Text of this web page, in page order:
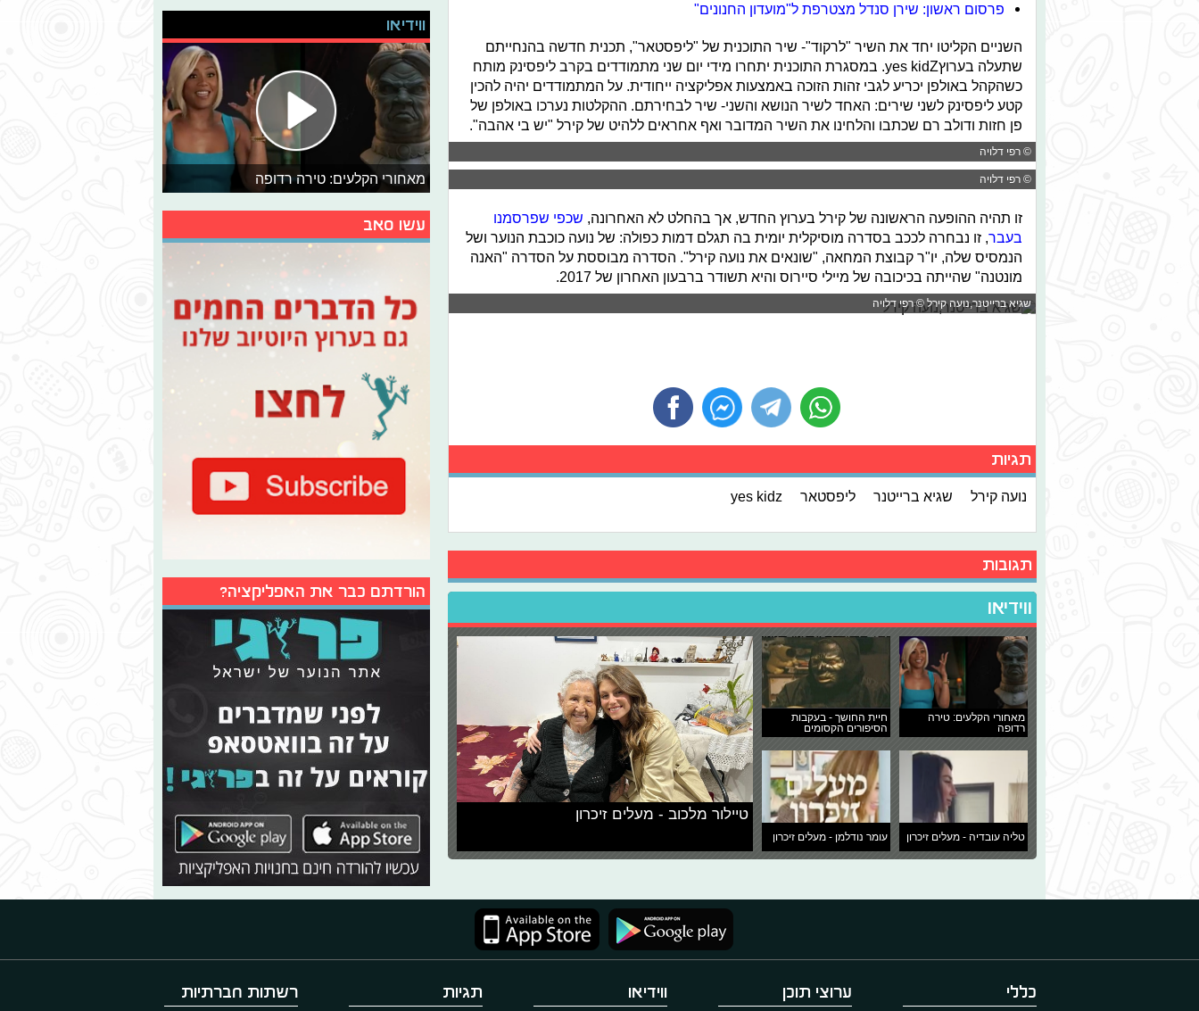
פרסום ראשון: שירן סנדל מצטרפת ל"מועדון החנונים"
השניים הקליטו יחד את השיר "לרקוד"- שיר התוכנית של "ליפסטאר", תכנית חדשה בהנחייתם
שתעלה בערוץyes kidZ. במסגרת התוכנית יתחרו מידי יום שני מתמודדים בקרב ליפסינק מותח
כשהקהל באולפן יכריע לגבי זהות הזוכה באמצעות אפליקציה ייחודית. על המתמודדים יהיה להכין
קטע ליפסינק לשני שירים: האחד לשיר הנושא והשני- שיר לבחירתם. ההקלטות נערכו באולפן של
פן חזות ודולב רם שכתבו והלחינו את השיר המדובר ואף אחראים ללהיט של קירל "יש בי אהבה".
© רפי דלויה
© רפי דלויה
זו תהיה ההופעה הראשונה של קירל בערוץ החדש, אך בהחלט לא האחרונה, שכפי שפרסמנו
בעבר, זו נבחרה לככב בסדרה מוסיקלית יומית בה תגלם דמות כפולה: של נועה כוכבת הנוער ושל
הנמסיס שלה, יו"ר קבוצת המחאה, "שונאים את נועה קירל". הסדרה מבוססת על הסדרה "האנה
מונטנה" שהייתה בכיכובה של מיילי סיירוס והיא תשודר ברבעון האחרון של 2017.
שגיא ברייטנר,נועה קירל © רפי דלויה
תגיות
נועה קירל שגיא ברייטנר ליפסטאר yes kidz
תגובות
ווידיאו
מאחורי הקלעים: טירה
רדופה
חיית החושך - בעקבות
הסיפורים הקסומים
טליה עובדיה - מעלים זיכרון עומר נודלמן - מעלים זיכרון
טיילור מלכוב - מעלים זיכרון
ווידיאו
מאחורי הקלעים: טירה רדופה
עשו סאב
הורדתם כבר את האפליקציה?
כללי ערוצי תוכן ווידיאו תגיות רשתות חברתיות